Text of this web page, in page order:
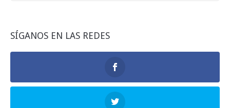
SÍGANOS EN LAS REDES